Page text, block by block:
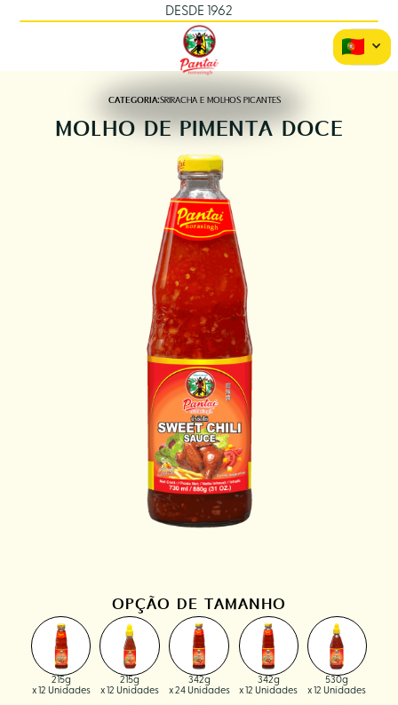
DESDE 1962
CATEGORIA:SRIRACHA E MOLHOS PICANTES
MOLHO DE PIMENTA DOCE
OPÇÃO DE TAMANHO
215g
x 12 Unidades
215g
x 12 Unidades
342g
x 24 Unidades
342g
x 12 Unidades
530g
x 12 Unidades